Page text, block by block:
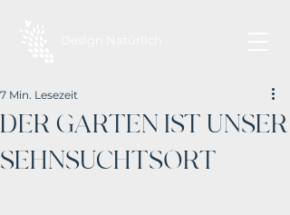
DER GARTEN IST UNSER
SEHNSUCHTSORT
7 Min. Lesezeit